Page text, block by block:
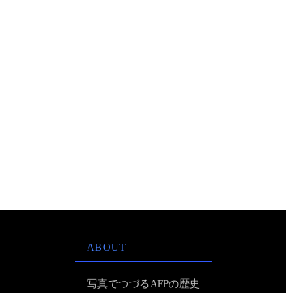
ABOUT
写真でつづるAFPの歴史